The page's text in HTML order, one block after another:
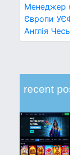
Менеджер
Європи
Англія
recent